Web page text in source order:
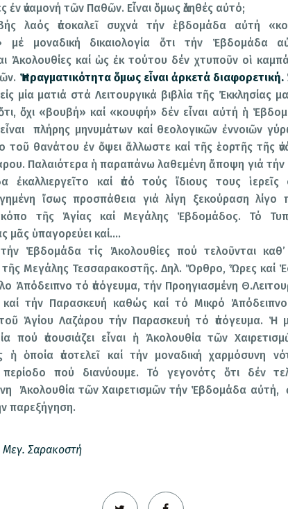
ἐν ἀναμονή τῶν Παθῶν. Εἶναι ὅμως ἀληθές αὐτό;
λαός ἀποκαλεῖ συχνά τήν ἑβδομάδα αὐτή
μέ μοναδική δικαιολογία ὅτι τήν Ἑβδομάδα
Ἀκολουθίες καί ὡς ἐκ τούτου δέν χτυποῦν οἱ
Ἡ πραγματικότητα ὅμως εἶναι ἀρκετά διαφορετική.
μία ματιά στά Λειτουργικά βιβλία τῆς Ἐκκλησίας
ὄχι «βουβή» καί «κουφή» δέν εἶναι αὐτή ἡ
εἶναι πλήρης μηνυμάτων καί θεολογικῶν ἐννοιῶν
τοῦ θανάτου ἐν ὄψει ἄλλωστε καί τῆς ἑορτῆς τῆς
Παλαιότερα ἡ παραπάνω λαθεμένη ἄποψη γιά τήν
ἐκαλλιεργεῖτο καί ἀπό τούς ἴδιους τους ἱερεῖς
ἴσως προσπάθεια γιά λίγη ξεκούραση λίγο
τῆς Ἁγίας καί Μεγάλης Ἑβδομάδος. Τό
μᾶς ὑπαγορεύει καί….
Ἑβδομάδα τίς Ἀκολουθίες πού τελοῦνται
τῆς Μεγάλης Τεσσαρακοστῆς. Δηλ. Ὄρθρο, Ὧρες καί
Ἀπόδειπνο τό ἀπόγευμα, τήν Προηγιασμένη
καί τήν Παρασκευή καθώς καί τό Μικρό
Ἁγίου Λαζάρου τήν Παρασκευή τό ἀπόγευμα. Ἡ
πού ἀπουσιάζει εἶναι ἡ Ἀκολουθία τῶν
ἡ ὁποία ἀποτελεῖ καί τήν μοναδική χαρμόσυνη
περίοδο πού διανύουμε. Τό γεγονότς ὅτι δέν
Ἀκολουθία τῶν Χαιρετισμῶν τήν Ἑβδομάδα αὐτή,
παρεξήγηση.
Μεγ. Σαρακοστή